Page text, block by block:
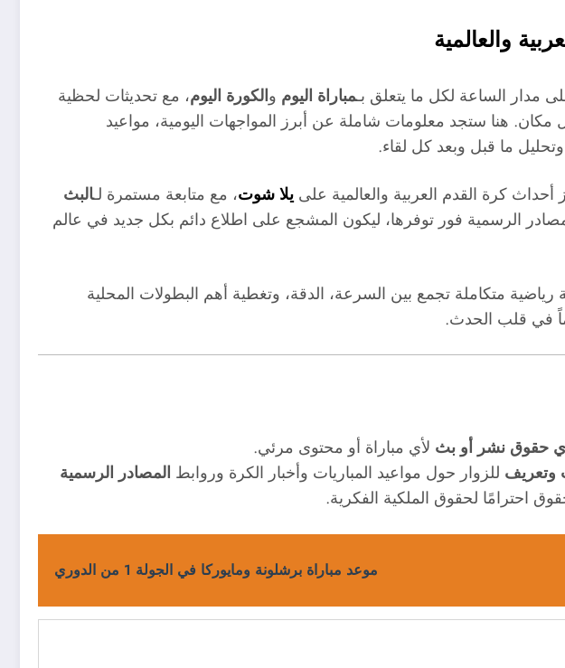
والعالمية
مدار الساعة لكل ما يتعلق بـمباراة اليوم والكورة اليوم، مع تحديثات لحظية
هنا ستجد معلومات شاملة عن أبرز المواجهات اليومية، مواعيد
وتحليل ما قبل وبعد كل لقاء.
أحداث كرة القدم العربية والعالمية علىيلا شوت، مع متابعة مستمرة لـالبث
الرسمية فور توفرها، ليكون المشجع على اطلاع دائم بكل جديد في عالم
متكاملة تجمع بين السرعة، الدقة، وتغطية أهم البطولات المحلية
في قلب الحدث.
أي حقوق نشر أو بث لأي مباراة أو محتوى مرئي.
وتعريف للزوار حول مواعيد المباريات وأخبار الكرة وروابط المصادر الرسمية
احترامًا لحقوق الملكية الفكرية.
موعد مباراة برشلونة ومايوركا في الجولة 1 من الدوري